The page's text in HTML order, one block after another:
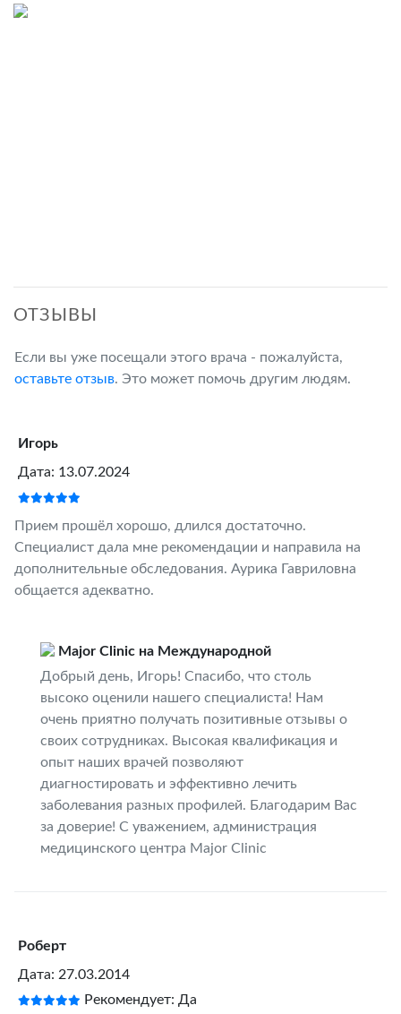
ОТЗЫВЫ
Если вы уже посещали этого врача - пожалуйста,
оставьте отзыв. Это может помочь другим людям.
Игорь
Дата: 13.07.2024
Прием прошёл хорошо, длился достаточно.
Специалист дала мне рекомендации и направила на
дополнительные обследования. Аурика Гавриловна
общается адекватно.
Major Clinic на Международной
Добрый день, Игорь! Спасибо, что столь
высоко оценили нашего специалиста! Нам
очень приятно получать позитивные отзывы о
своих сотрудниках. Высокая квалификация и
опыт наших врачей позволяют
диагностировать и эффективно лечить
заболевания разных профилей. Благодарим Вас
за доверие! С уважением, администрация
медицинского центра Major Clinic
Роберт
Дата: 27.03.2014
Рекомендует: Да